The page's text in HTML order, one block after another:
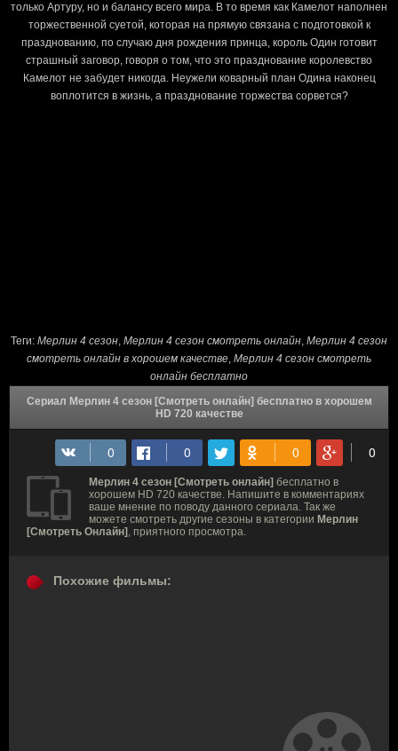
только Артуру, но и балансу всего мира. В то время как Камелот наполнен
торжественной суетой, которая на прямую связана с подготовкой к
празднованию, по случаю дня рождения принца, король Один готовит
страшный заговор, говоря о том, что это празднование королевство
Камелот не забудет никогда. Неужели коварный план Одина наконец
воплотится в жизнь, а празднование торжества сорвется?
Теги: Мерлин 4 сезон, Мерлин 4 сезон cмотреть онлайн, Мерлин 4 сезон
смотреть онлайн в хорошем качестве, Мерлин 4 сезон смотреть
онлайн бесплатно
Сериал Мерлин 4 сезон [Смотреть онлайн] бесплатно в хорошем
HD 720 качестве
Мерлин 4 сезон [Смотреть онлайн] бесплатно в
хорошем HD 720 качестве. Напишите в комментариях
ваше мнение по поводу данного сериала. Так же
можете смотреть другие сезоны в категории Мерлин
[Смотреть Онлайн] , приятного просмотра.
Похожие фильмы: